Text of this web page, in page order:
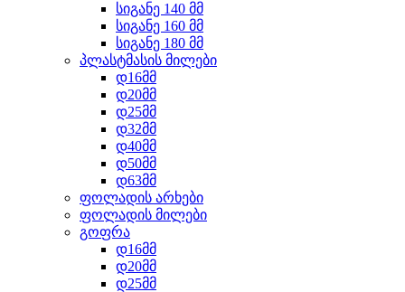
სიგანე 140 მმ
სიგანე 160 მმ
სიგანე 180 მმ
პლასტმასის მილები
დ16მმ
დ20მმ
დ25მმ
დ32მმ
დ40მმ
დ50მმ
დ63მმ
ფოლადის არხები
ფოლადის მილები
გოფრა
დ16მმ
დ20მმ
დ25მმ